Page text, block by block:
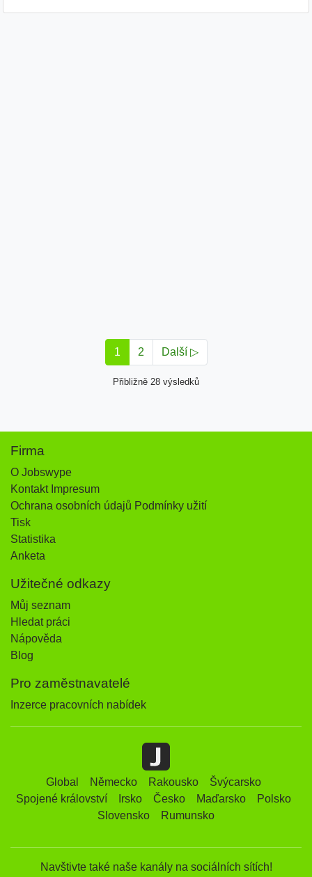
1 2 Další ▷
Přibližně 28 výsledků
Firma
O Jobswype
Kontakt Impresum
Ochrana osobních údajů Podmínky užití
Tisk
Statistika
Anketa
Užitečné odkazy
Můj seznam
Hledat práci
Nápověda
Blog
Pro zaměstnavatelé
Inzerce pracovních nabídek
Global Německo Rakousko
Švýcarsko
Spojené království
Irsko Česko Maďarsko
Polsko
Slovensko
Rumunsko
Navštivte také naše kanály na sociálních sítích!